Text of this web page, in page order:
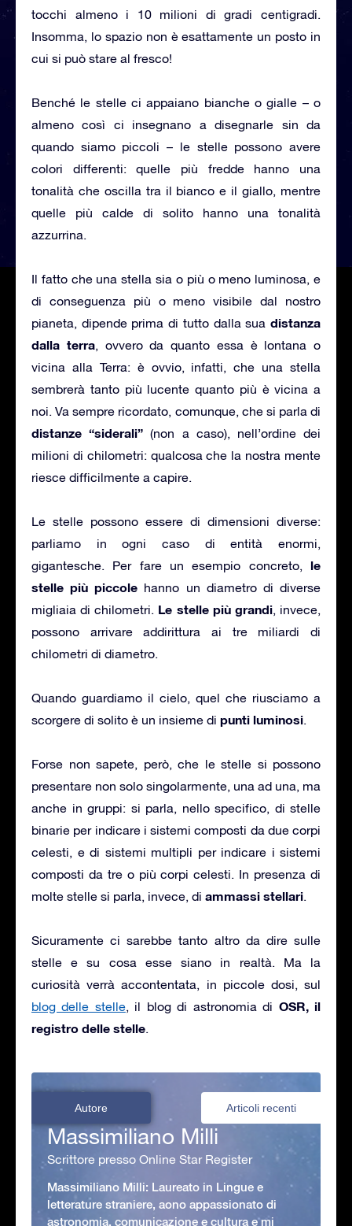
tocchi almeno i 10 milioni di gradi centigradi.
Insomma, lo spazio non è esattamente un posto in
cui si può stare al fresco!
Benché le stelle ci appaiano bianche o gialle – o
almeno così ci insegnano a disegnarle sin da
quando siamo piccoli – le stelle possono avere
colori differenti: quelle più fredde hanno una
tonalità che oscilla tra il bianco e il giallo, mentre
quelle più calde di solito hanno una tonalità
azzurrina.
Il fatto che una stella sia o più o meno luminosa, e
di conseguenza più o meno visibile dal nostro
pianeta, dipende prima di tutto dalla sua distanza
dalla terra, ovvero da quanto essa è lontana o
vicina alla Terra: è ovvio, infatti, che una stella
sembrerà tanto più lucente quanto più è vicina a
noi. Va sempre ricordato, comunque, che si parla di
distanze “siderali” (non a caso), nell’ordine dei
milioni di chilometri: qualcosa che la nostra mente
riesce difficilmente a capire.
Le stelle possono essere di dimensioni diverse:
parliamo in ogni caso di entità enormi,
gigantesche. Per fare un esempio concreto, le
stelle più piccole hanno un diametro di diverse
migliaia di chilometri. Le stelle più grandi, invece,
possono arrivare addirittura ai tre miliardi di
chilometri di diametro.
Quando guardiamo il cielo, quel che riusciamo a
scorgere di solito è un insieme di punti luminosi.
Forse non sapete, però, che le stelle si possono
presentare non solo singolarmente, una ad una, ma
anche in gruppi: si parla, nello specifico, di stelle
binarie per indicare i sistemi composti da due corpi
celesti, e di sistemi multipli per indicare i sistemi
composti da tre o più corpi celesti. In presenza di
molte stelle si parla, invece, di ammassi stellari.
Sicuramente ci sarebbe tanto altro da dire sulle
stelle e su cosa esse siano in realtà. Ma la
curiosità verrà accontentata, in piccole dosi, sul
blog delle stelle, il blog di astronomia di OSR, il
registro delle stelle.
Autore Articoli recenti
Massimiliano Milli
Scrittore presso Online Star Register
Massimiliano Milli: Laureato in Lingue e
letterature straniere, aono appassionato di
astronomia, comunicazione e cultura e mi